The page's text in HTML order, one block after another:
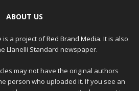
ABOUT US
is a project ofRed Brand Media. It is also
Llanelli Standard newspaper.
may not have the original authors
person who uploaded it. If you see an